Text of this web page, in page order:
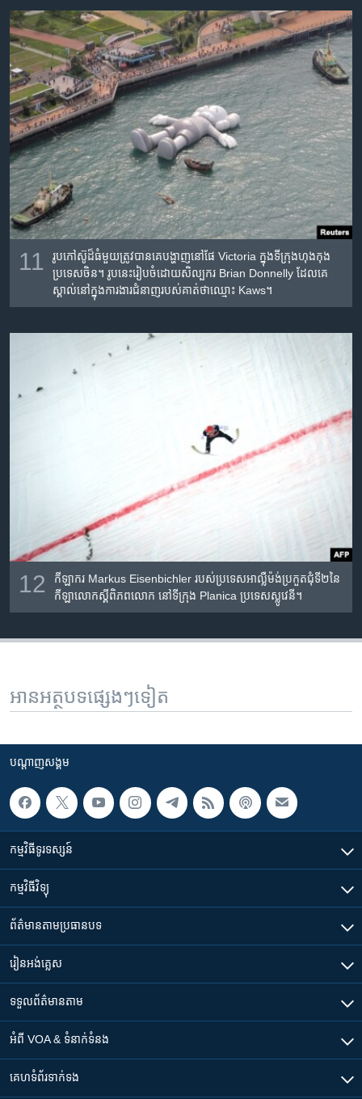
11
រូប​កៅស៊ូ​ដ៏​​ធំមួយ​ត្រូវ​បាន​គេ​បង្ហាញ​នៅ​ផែ Victoria ក្នុង​ទីក្រុង​ហុងកុង
ប្រទេស​ចិន។ រូប​នេះ​​រៀប​ចំ​ដោយ​សិល្បករ Brian Donnelly ដែល​គេ​
ស្គាល់​នៅ​ក្នុង​ការងារ​ជំនាញ​របស់​គាត់​ថាឈ្មោះ Kaws។​
12
កីឡាករ Markus Eisenbichler របស់​ប្រទេស​អាល្លឺម៉ង់​ប្រកួត​ជុំ​ទី២​នៃ​
កីឡាលោក​ស្គី​ពិភពលោក នៅ​ទីក្រុង Planica ប្រទេស​ស្លូវេនី។
អានអត្ថបទផ្សេងៗទៀត
បណ្តាញ​សង្គម
កម្មវិធី​ទូរទស្សន៍
កម្មវិធី​វិទ្យុ
ព័ត៌មាន​តាមប្រធានបទ​
រៀន​​អង់គ្លេស
ទទួល​ព័ត៌មាន​តាម
អំពី​ VOA & ទំនាក់ទំនង
គេហទំព័រ​​ទាក់ទង